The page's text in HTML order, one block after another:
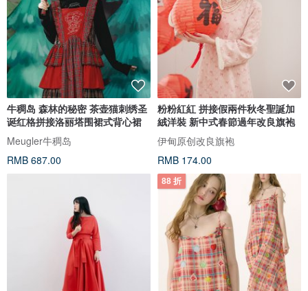
牛稠岛 森林的秘密 茶壶猫刺绣圣
诞红格拼接洛丽塔围裙式背心裙
Meugler牛稠岛
RMB 687.00
粉粉紅紅 拼接假兩件秋冬聖誕加
絨洋裝 新中式春節過年改良旗袍
伊甸原创改良旗袍
RMB 174.00
88 折